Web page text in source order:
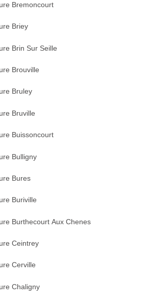
Bremoncourt
Briey
Brin Sur Seille
Brouville
Bruley
Bruville
Buissoncourt
Bulligny
Bures
Buriville
Burthecourt Aux Chenes
Ceintrey
Cerville
Chaligny